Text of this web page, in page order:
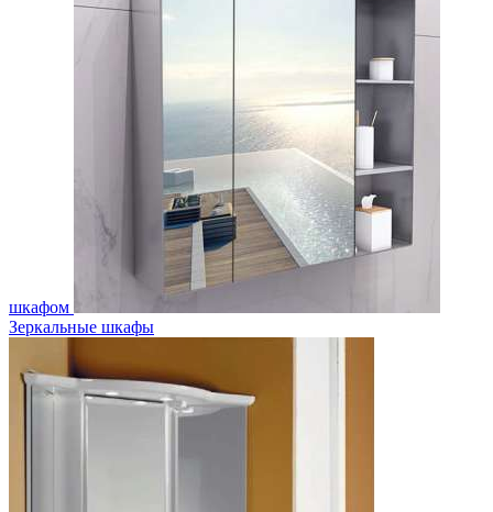
шкафом
Зеркальные шкафы